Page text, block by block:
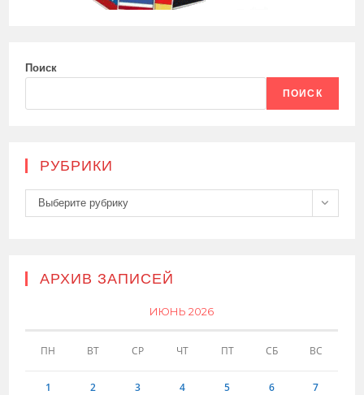
Поиск
ПОИСК
РУБРИКИ
Рубрики
Выберите рубрику
АРХИВ ЗАПИСЕЙ
ИЮНЬ 2026
ПН ВТ СР ЧТ ПТ СБ ВС
1 2 3 4 5 6 7